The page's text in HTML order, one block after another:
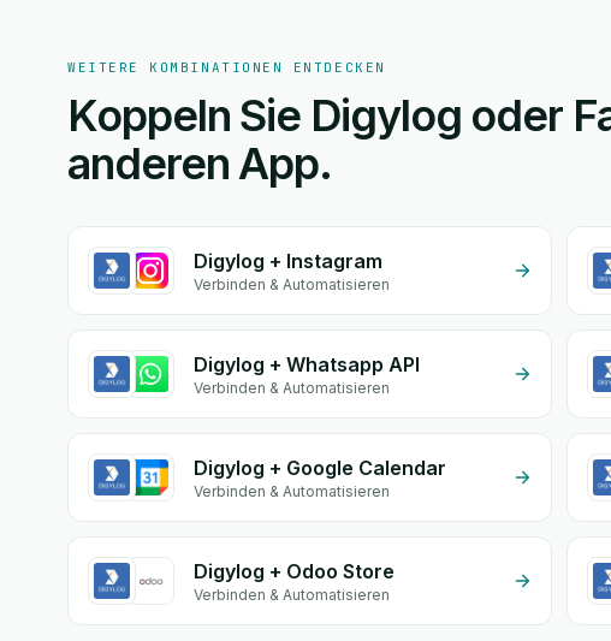
WEITERE KOMBINATIONEN ENTDECKEN
Koppeln Sie Digylog oder
anderen App.
Digylog + Instagram
Verbinden & Automatisieren
Digylog + Whatsapp API
Verbinden & Automatisieren
Digylog + Google Calendar
Verbinden & Automatisieren
Digylog + Odoo Store
Verbinden & Automatisieren